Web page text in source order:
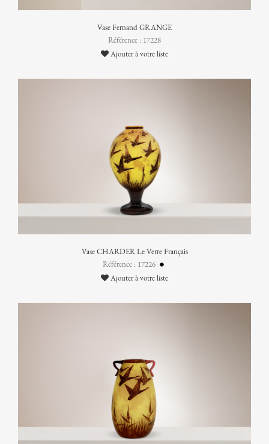
Vase Fernand GRANGE
Référence : 17228
Ajouter à votre liste
Vase CHARDER Le Verre Français
Référence : 17226
Ajouter à votre liste